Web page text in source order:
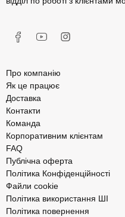
Про компанію
Як це працює
Доставка
Контакти
Команда
Корпоративним клієнтам
FAQ
Публічна оферта
Політика Конфіденційності
Файли cookie
Політика використання ШІ
Політика повернення